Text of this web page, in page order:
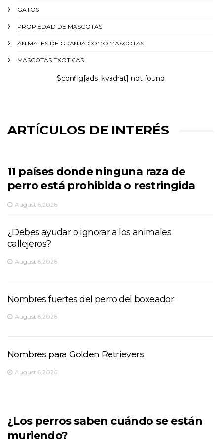
GATOS
PROPIEDAD DE MASCOTAS
ANIMALES DE GRANJA COMO MASCOTAS
MASCOTAS EXOTICAS
$config[ads_kvadrat] not found
ARTÍCULOS DE INTERÉS
11 países donde ninguna raza de
perro está prohibida o restringida
August 6,2026
¿Debes ayudar o ignorar a los animales
callejeros?
August 6,2026
Nombres fuertes del perro del boxeador
August 6,2026
Nombres para Golden Retrievers
August 6,2026
¿Los perros saben cuándo se están
muriendo?